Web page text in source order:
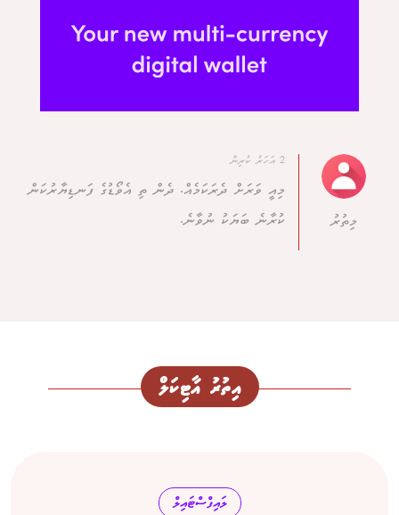
މިތުރު
2 އަހަރު ކުރިން
މިއީ ވަރަށް ދެރަކަމެއް. ދެން ތި އެވޯޑުގެ ފަނޑިޔާރުކަން
ކުރާނެ ބަޔަކު ނުވާނެ.
އިތުރު އާޓިކަލް
ލައިފްސްޓައިލް